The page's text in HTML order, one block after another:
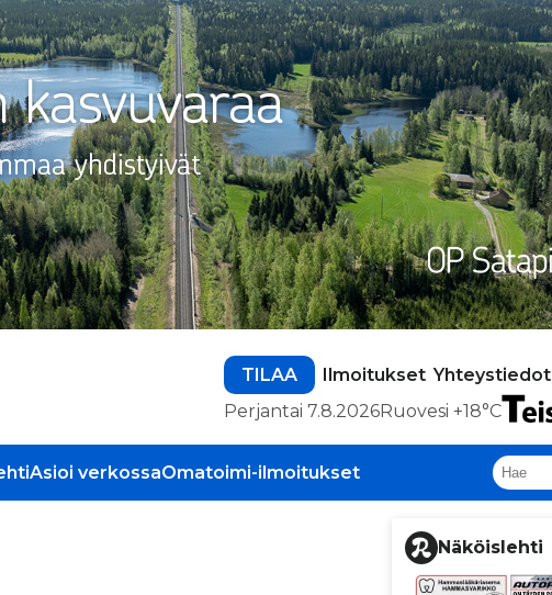
TILAA Ilmoitukset Yhteystiedot
Perjantai 7.8.2026Ruovesi +18°C
Asioi verkossaOmatoimi-ilmoitukset
Näköislehti